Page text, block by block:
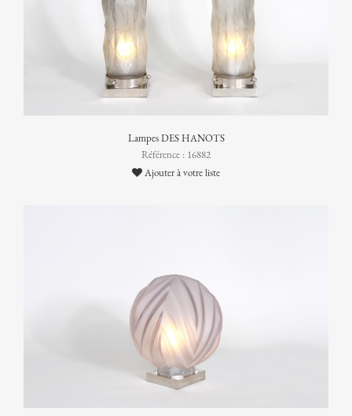
Lampes DES HANOTS
Référence : 16882
Ajouter à votre liste